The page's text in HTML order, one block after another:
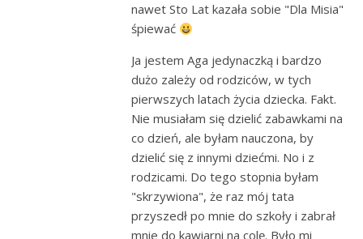
nawet Sto Lat kazała sobie "Dla Misia"
śpiewać
Ja jestem Aga jedynaczką i bardzo
dużo zależy od rodziców, w tych
pierwszych latach życia dziecka. Fakt.
Nie musiałam się dzielić zabawkami na
co dzień, ale byłam nauczona, by
dzielić się z innymi dziećmi. No i z
rodzicami. Do tego stopnia byłam
"skrzywiona", że raz mój tata
przyszedł po mnie do szkoły i zabrał
mnie do kawiarni na colę. Było mi